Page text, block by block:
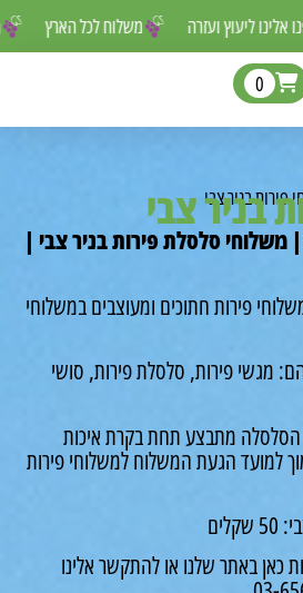
משלוח לכל הארץ פנו אלינו ליעוץ ועזרה
צבי צבי
סלסלת פירות בניר צבי |
חתוכים ומעוצבים במשלוחי
פירות, סלסלת פירות, סושי
מתבצע תחת בקרת איכות
הגעת המשלוח למשלוחי פירות
שלנו או להתקשר אלינו